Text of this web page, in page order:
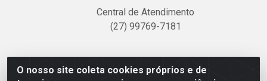
O nosso site coleta cookies próprios e de
Central de Atendimento
(27) 99769-7181
Linhavix Distribuidora LTDA - Avenida Alegre, 2521 -